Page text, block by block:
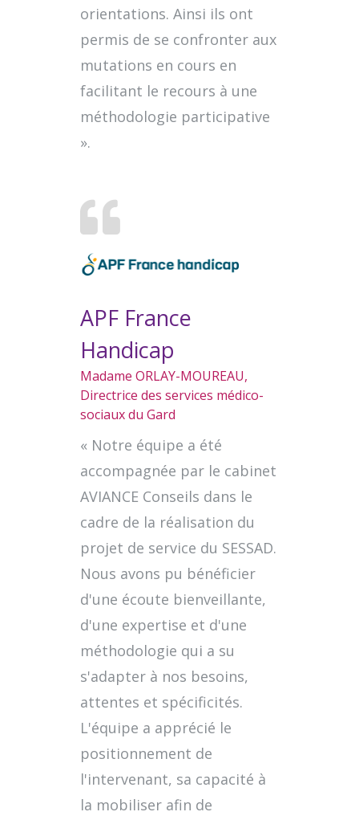
orientations. Ainsi ils ont
permis de se confronter aux
mutations en cours en
facilitant le recours à une
méthodologie participative
».
APF France
Handicap
Madame ORLAY-MOUREAU,
Directrice des services médico-
sociaux du Gard
« Notre équipe a été
accompagnée par le cabinet
AVIANCE Conseils dans le
cadre de la réalisation du
projet de service du SESSAD.
Nous avons pu bénéficier
d'une écoute bienveillante,
d'une expertise et d'une
méthodologie qui a su
s'adapter à nos besoins,
attentes et spécificités.
L'équipe a apprécié le
positionnement de
l'intervenant, sa capacité à
la mobiliser afin de